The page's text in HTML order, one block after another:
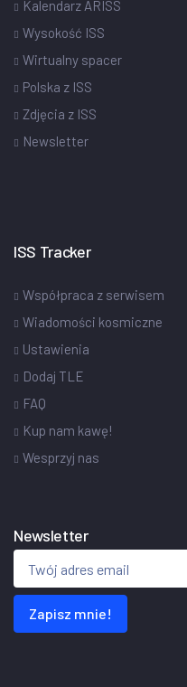
Kalendarz ARISS
Wysokość ISS
Wirtualny spacer
Polska z ISS
Zdjęcia z ISS
Newsletter
ISS Tracker
Współpraca z serwisem
Wiadomości kosmiczne
Ustawienia
Dodaj TLE
FAQ
Kup nam kawę!
Wesprzyj nas
Newsletter
Zapisz mnie!